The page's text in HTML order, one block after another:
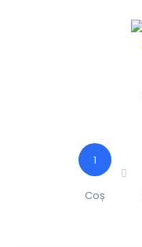
1
Coș